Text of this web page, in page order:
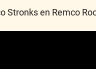
Stronks en Remco